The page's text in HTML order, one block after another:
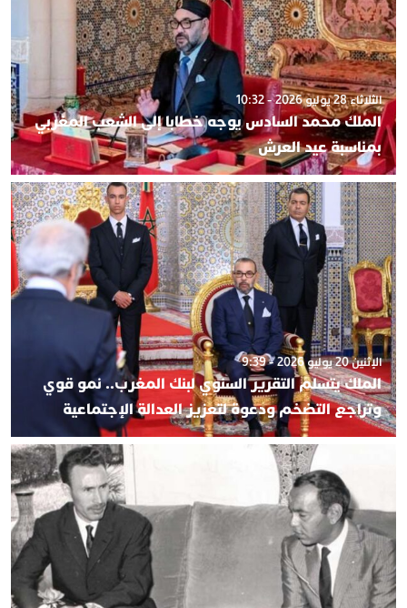
الثلاثاء 28 يوليو 2026 - 10:32
الملك محمد السادس يوجه خطابا إلى الشعب المغربي
بمناسبة عيد العرش
الإثنين 20 يوليو 2026 - 9:39
الملك يتسلم التقرير السنوي لبنك المغرب.. نمو قوي
وتراجع التضخم ودعوة لتعزيز العدالة الإجتماعية